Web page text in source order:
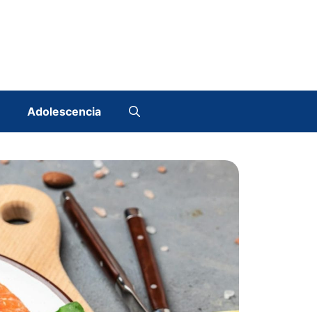
Adolescencia